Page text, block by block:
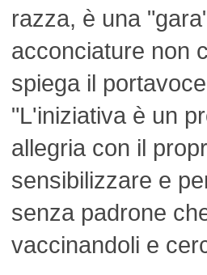
razza, è una
acconciature non
spiega il
"L'iniziativa è un
allegria con il
sensibilizzare e
senza padrone
vaccinandoli e